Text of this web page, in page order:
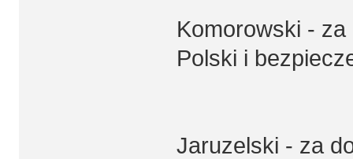
Komorowski -
Polski i
Jaruzelski - za